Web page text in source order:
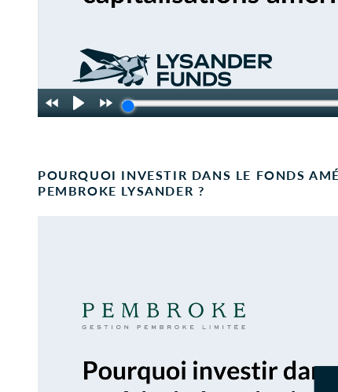
POURQUOI INVESTIR DANS LE FONDS
PEMBROKE LYSANDER ?